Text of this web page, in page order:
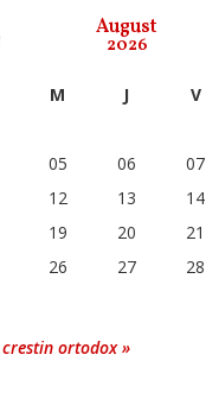
August
2026
M J V
05 06 07
12 13 14
19 20 21
26 27 28
ortodox »